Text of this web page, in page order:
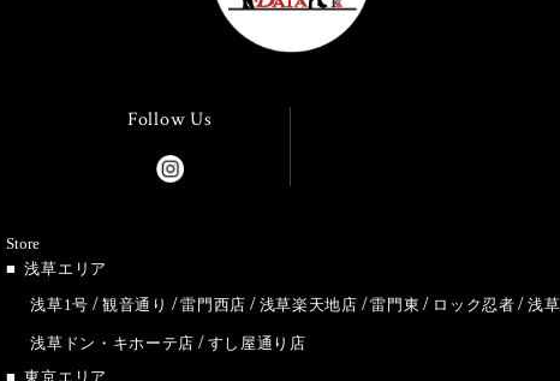
Follow Us
Store
浅草エリア
浅草1号
観音通り 雷門西店 浅草楽天地店 雷門東 ロック忍者 浅
浅草ドン・キホーテ店
すし屋通り店
東京エリア